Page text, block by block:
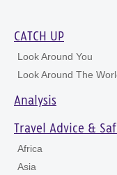
CATCH UP
Look Around You
Look Around The
Analysis
Travel Advice &
Africa
Asia